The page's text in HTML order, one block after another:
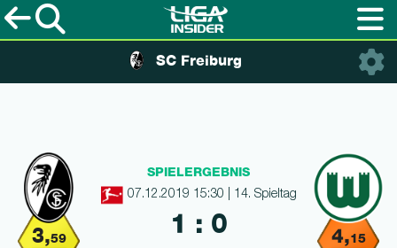
SC Freiburg
3,59 4,15
SPIELERGEBNIS
07.12.2019 15:30 | 14. Spieltag
1 : 0